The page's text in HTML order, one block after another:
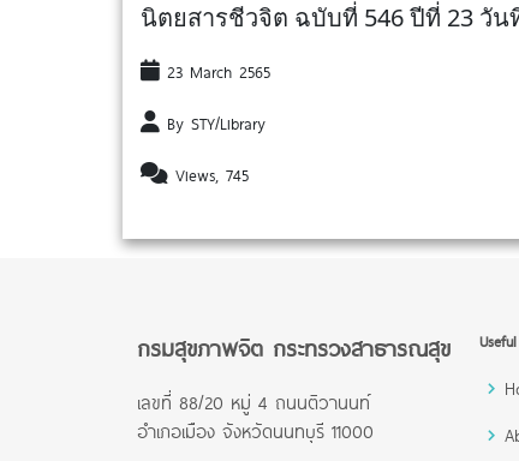
นิตยสารชีวจิต ฉบับที่ 546 ปีที่ 23 วัน
23 March 2565
By STY/Library
Views, 745
กรมสุขภาพจิต กระทรวงสาธารณสุข
เลขที่ 88/20 หมู่ 4 ถนนติวานนท์
อำเภอเมือง จังหวัดนนทบุรี 11000